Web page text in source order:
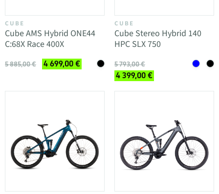
CUBE
Cube AMS Hybrid ONE44
C:68X Race 400X
5 885,00 € 4 699,00 €
CUBE
Cube Stereo Hybrid 140
HPC SLX 750
5 793,00 €
4 399,00 €